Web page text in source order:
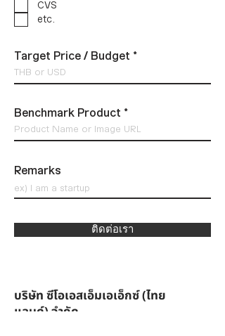
CVS
etc.
Target Price / Budget
Benchmark Product
Remarks
ติดต่อเรา
บริษัท ซีโอเอสเอ็มเอเอ็กซ์ (ไทย
แลนด์) จำกัด